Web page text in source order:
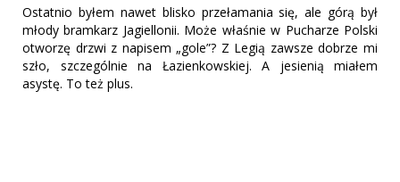
Ostatnio byłem nawet blisko przełamania się, ale górą był
młody bramkarz Jagiellonii. Może właśnie w Pucharze Polski
otworzę drzwi z napisem „gole”? Z Legią zawsze dobrze mi
szło, szczególnie na Łazienkowskiej. A jesienią miałem
asystę. To też plus.